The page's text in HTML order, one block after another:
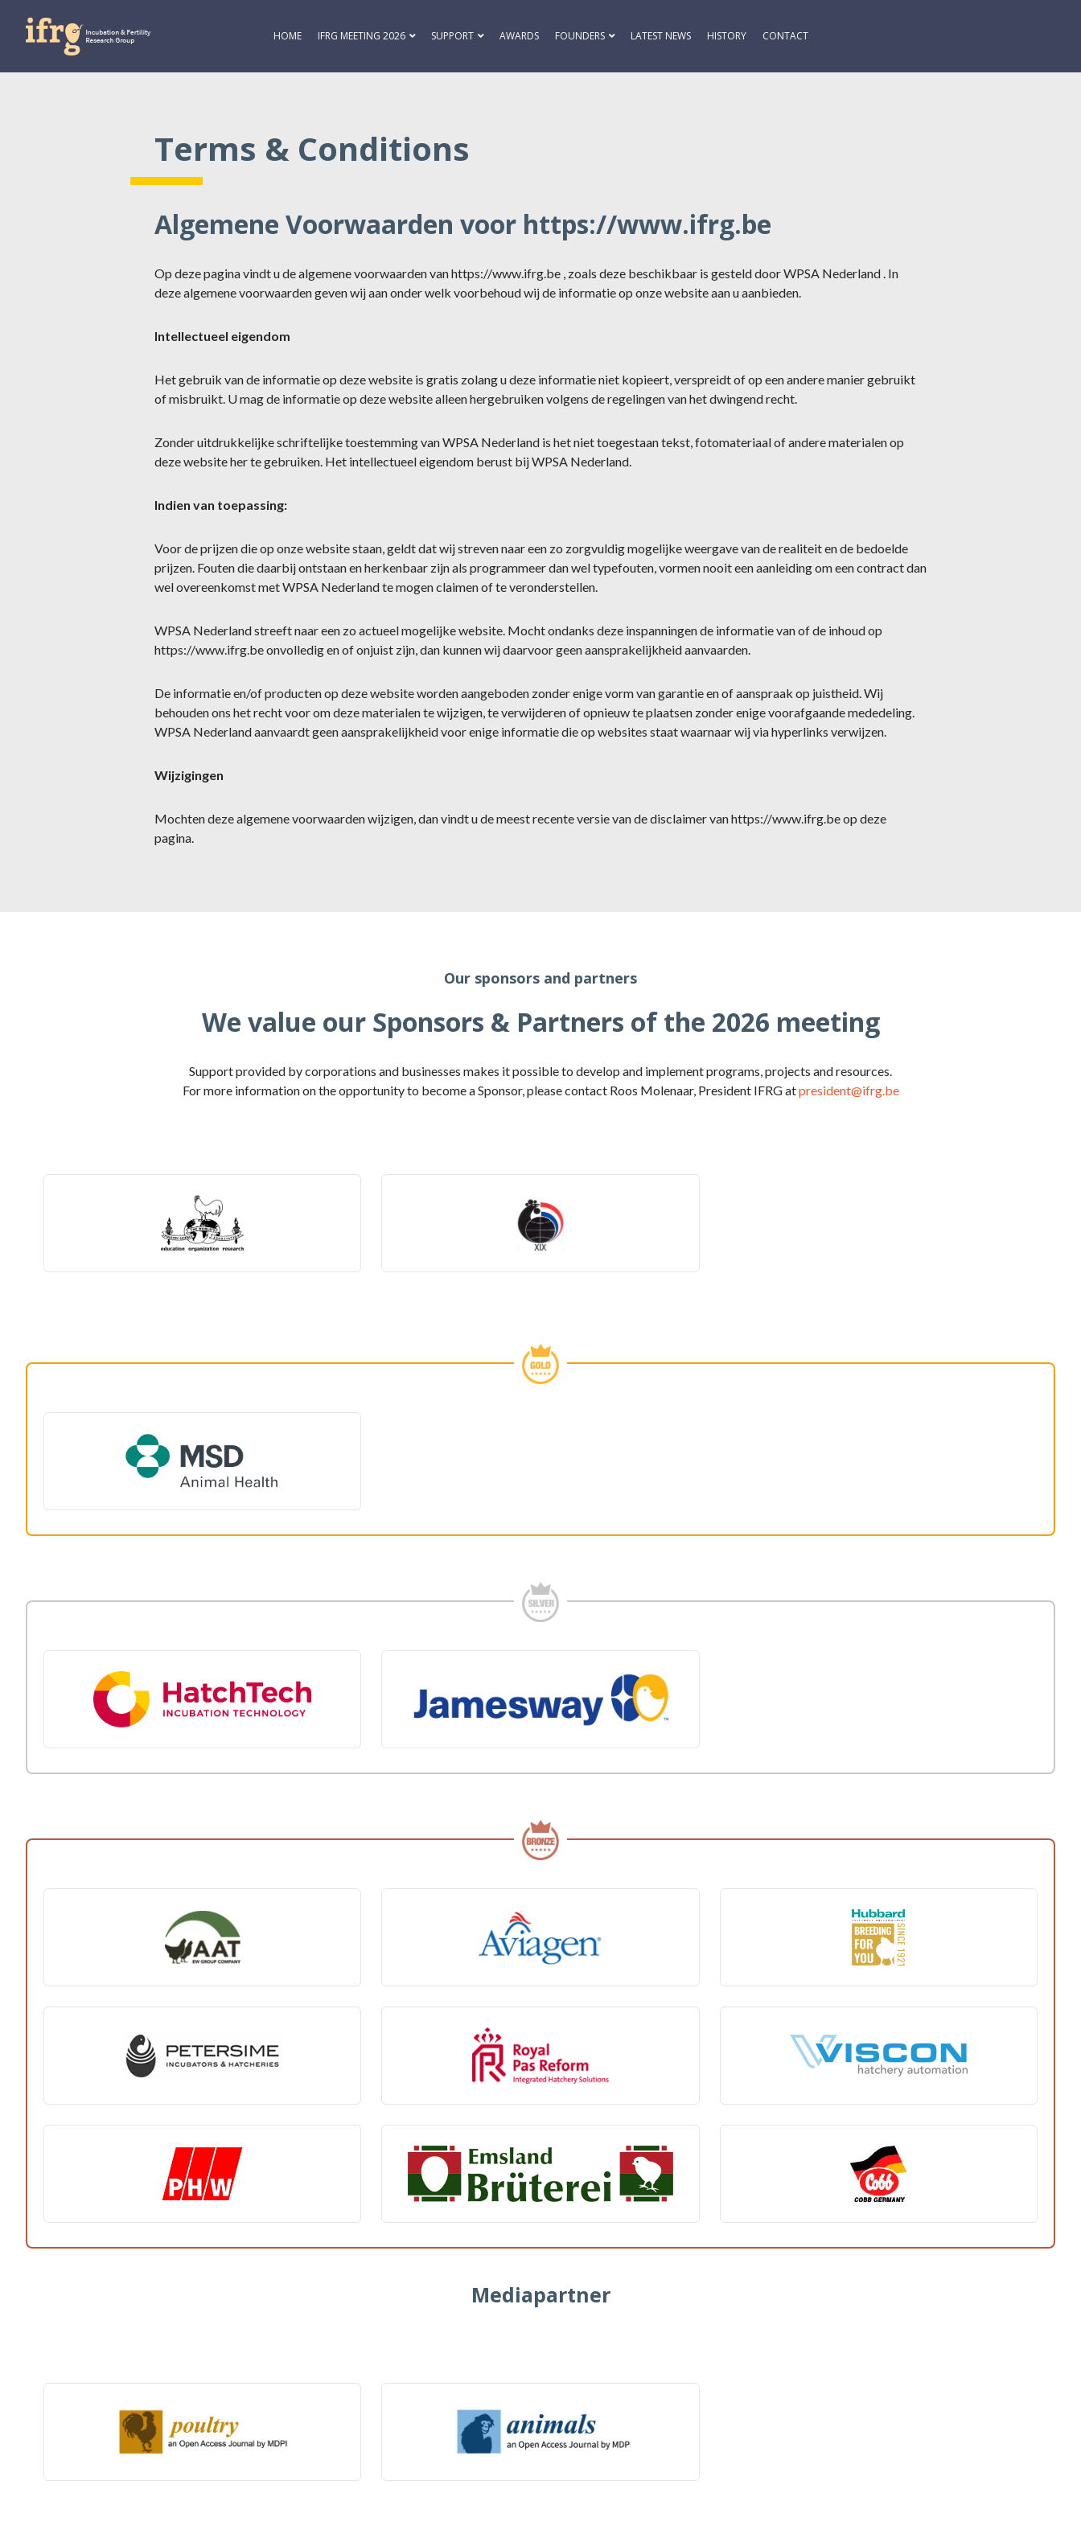
HOME IFRG MEETING 2026 SUPPORT AWARDS FOUNDERS LATEST NEWS HISTORY CONTACT
Terms & Conditions
Algemene Voorwaarden voor https://www.ifrg.be
Op deze pagina vindt u de algemene voorwaarden van https://www.ifrg.be , zoals deze beschikbaar is gesteld door WPSA Nederland . In
deze algemene voorwaarden geven wij aan onder welk voorbehoud wij de informatie op onze website aan u aanbieden.
Intellectueel eigendom
Het gebruik van de informatie op deze website is gratis zolang u deze informatie niet kopieert, verspreidt of op een andere manier gebruikt
of misbruikt. U mag de informatie op deze website alleen hergebruiken volgens de regelingen van het dwingend recht.
Zonder uitdrukkelijke schriftelijke toestemming van WPSA Nederland is het niet toegestaan tekst, fotomateriaal of andere materialen op
deze website her te gebruiken. Het intellectueel eigendom berust bij WPSA Nederland.
Indien van toepassing:
Voor de prijzen die op onze website staan, geldt dat wij streven naar een zo zorgvuldig mogelijke weergave van de realiteit en de bedoelde
prijzen. Fouten die daarbij ontstaan en herkenbaar zijn als programmeer dan wel typefouten, vormen nooit een aanleiding om een contract dan
wel overeenkomst met WPSA Nederland te mogen claimen of te veronderstellen.
WPSA Nederland streeft naar een zo actueel mogelijke website. Mocht ondanks deze inspanningen de informatie van of de inhoud op
https://www.ifrg.be onvolledig en of onjuist zijn, dan kunnen wij daarvoor geen aansprakelijkheid aanvaarden.
De informatie en/of producten op deze website worden aangeboden zonder enige vorm van garantie en of aanspraak op juistheid. Wij
behouden ons het recht voor om deze materialen te wijzigen, te verwijderen of opnieuw te plaatsen zonder enige voorafgaande mededeling.
WPSA Nederland aanvaardt geen aansprakelijkheid voor enige informatie die op websites staat waarnaar wij via hyperlinks verwijzen.
Wijzigingen
Mochten deze algemene voorwaarden wijzigen, dan vindt u de meest recente versie van de disclaimer van https://www.ifrg.be op deze
pagina.
Our sponsors and partners
We value our Sponsors & Partners of the 2026 meeting
Support provided by corporations and businesses makes it possible to develop and implement programs, projects and resources.
For more information on the opportunity to become a Sponsor, please contact Roos Molenaar, President IFRG atpresident@ifrg.be
Mediapartner